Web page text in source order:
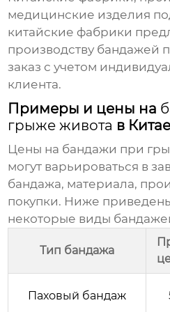
медицинские изделия
китайские фабрики
производству бандажей
заказ с учетом
клиента.
Примеры и цены на
грыже живота в Китае
Цены на бандажи при
могут варьироваться в
бандажа, материала,
покупки. Ниже
некоторые виды
Тип бандажа
Паховый бандаж